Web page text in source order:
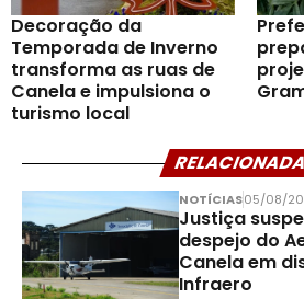
Decoração da
Temporada de Inverno
transforma as ruas de
Canela e impulsiona o
turismo local
NOTÍCIAS05/08/
Justiça
despejo do
Canela em
Infraero